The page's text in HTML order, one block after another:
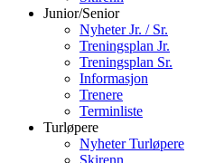
Junior/Senior
Nyheter Jr. / Sr.
Treningsplan Jr.
Treningsplan Sr.
Informasjon
Trenere
Terminliste
Turløpere
Nyheter Turløpere
Skirenn